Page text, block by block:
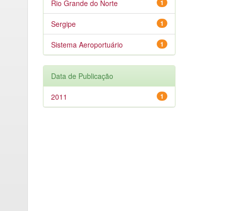
1
Rio Grande do Norte
1
Sergipe
1
Sistema Aeroportuário
Data de Publicação
1
2011